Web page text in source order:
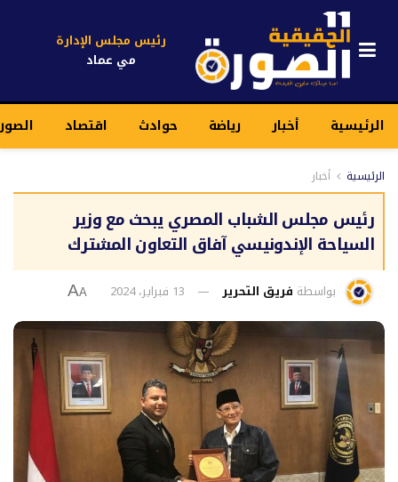
رئيس مجلس الإدارة
مي عماد
الرئيسية أخبار رياضة حوادث اقتصاد
الرئيسية أخبار
رئيس مجلس الشباب المصري يبحث مع وزير
السياحة الإندونيسي آفاق التعاون المشترك
بواسطة فريق التحرير 13 فبراير، 2024 A
A